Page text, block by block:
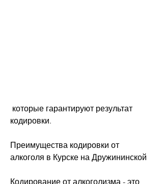
кодировки.
Преимущества кодировки от
алкоголя в Курске на Дружининской
Кодирование от алкоголизма - это